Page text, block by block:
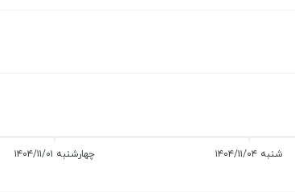
چهارشنبه ۱۴۰۴/۱۱/۰۱ شنبه ۱۴۰۴/۱۱/۰۴